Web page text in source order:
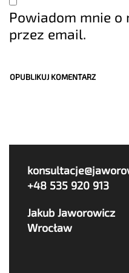
Powiadom mnie o
przez email.
+48 535 920 913
Jakub Jaworowicz
Wrocław